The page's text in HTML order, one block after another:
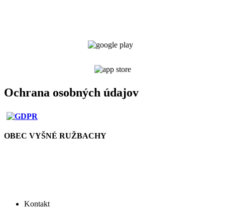
Ochrana osobných údajov
OBEC VYŠNÉ RUŽBACHY
Kontakt